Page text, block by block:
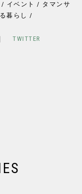
イベント / タマンサ
暮らし /
TWITTER